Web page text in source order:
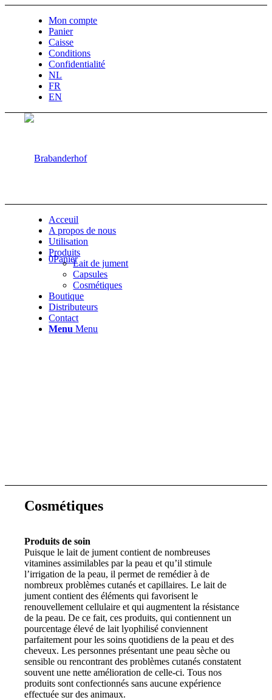
Mon compte
Panier
Caisse
Conditions
Confidentialité
NL
FR
EN
0Panier
Acceuil
A propos de nous
Utilisation
Produits
Lait de jument
Capsules
Cosmétiques
Boutique
Distributeurs
Contact
Menu Menu
Cosmétiques
Produits de soin
Puisque le lait de jument contient de nombreuses
vitamines assimilables par la peau et qu’il stimule
l’irrigation de la peau, il permet de remédier à de
nombreux problèmes cutanés et capillaires. Le lait de
jument contient des éléments qui favorisent le
renouvellement cellulaire et qui augmentent la résistance
de la peau. De ce fait, ces produits, qui contiennent un
pourcentage élevé de lait lyophilisé conviennent
parfaitement pour les soins quotidiens de la peau et des
cheveux. Les personnes présentant une peau sèche ou
sensible ou rencontrant des problèmes cutanés constatent
souvent une nette amélioration de celle-ci. Tous nos
produits sont confectionnés sans aucune expérience
effectuée sur des animaux.